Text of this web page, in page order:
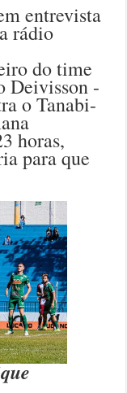
entrevista
rádio
do time
Deivisson -
o Tanabi-
horas,
para que